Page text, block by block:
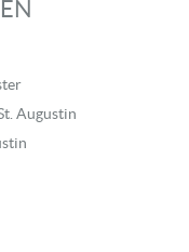
Augustin